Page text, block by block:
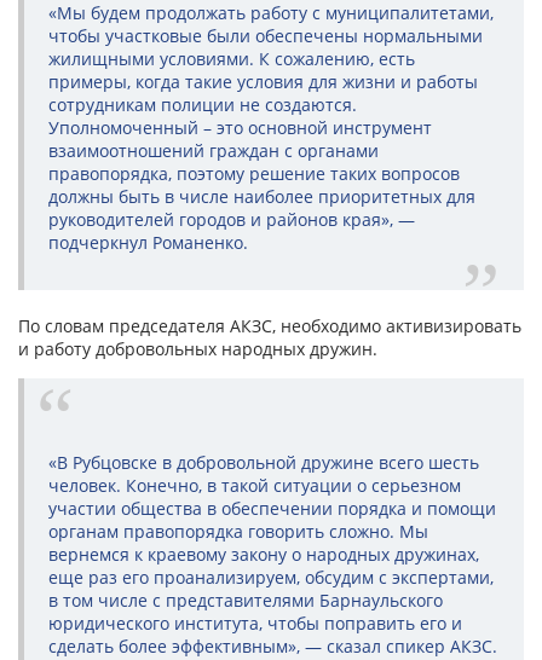
«Мы будем продолжать работу с муниципалитетами,
чтобы участковые были обеспечены нормальными
жилищными условиями. К сожалению, есть
примеры, когда такие условия для жизни и работы
сотрудникам полиции не создаются.
Уполномоченный – это основной инструмент
взаимоотношений граждан с органами
правопорядка, поэтому решение таких вопросов
должны быть в числе наиболее приоритетных для
руководителей городов и районов края», —
подчеркнул Романенко.
По словам председателя АКЗС, необходимо активизировать
и работу добровольных народных дружин.
«В Рубцовске в добровольной дружине всего шесть
человек. Конечно, в такой ситуации о серьезном
участии общества в обеспечении порядка и помощи
органам правопорядка говорить сложно. Мы
вернемся к краевому закону о народных дружинах,
еще раз его проанализируем, обсудим с экспертами,
в том числе с представителями Барнаульского
юридического института, чтобы поправить его и
сделать более эффективным», — сказал спикер АКЗС.